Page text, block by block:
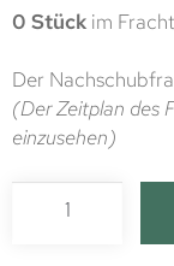
0 Stück im
Der
(Der Zeitplan des
einzusehen)